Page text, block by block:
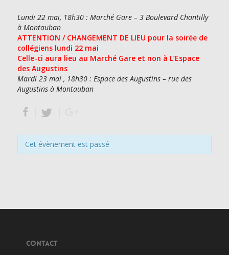
Lundi 22 mai, 18h30 : Marché Gare – 3 Boulevard Chantilly
à Montauban
ATTENTION / CHANGEMENT DE LIEU pour la soirée de
collégiens lundi 22 mai
Celle-ci aura lieu au Marché Gare et non à L’Espace
des Augustins
Mardi 23 mai , 18h30 : Espace des Augustins – rue des
Augustins à Montauban
Cet évènement est passé
CONTACT